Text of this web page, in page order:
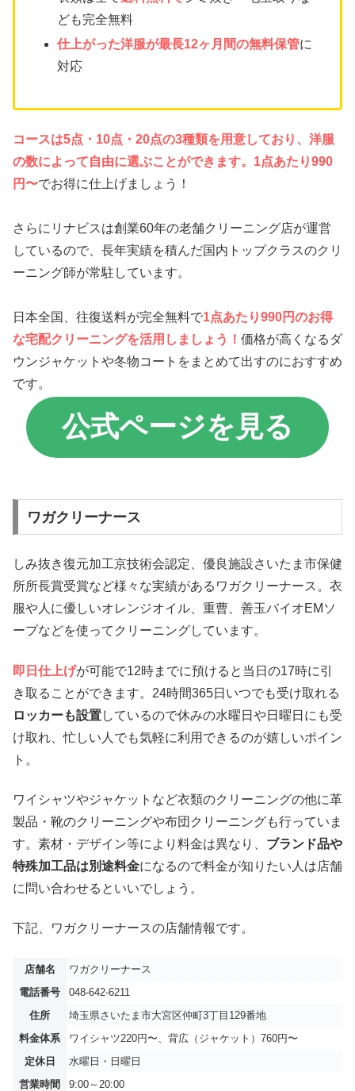
ども完全無料
仕上がった洋服が最長12ヶ月間の無料保管に
対応
コースは5点・10点・20点の3種類を用意しており、洋服
の数によって自由に選ぶことができます。1点あたり990
円〜でお得に仕上げましょう！
さらにリナビスは創業60年の老舗クリーニング店が運営
しているので、長年実績を積んだ国内トップクラスのクリ
ーニング師が常駐しています。
日本全国、往復送料が完全無料で1点あたり990円のお得
な宅配クリーニングを活用しましょう！ 価格が高くなるダ
ウンジャケットや冬物コートをまとめて出すのにおすすめ
です。
公式ページを見る
ワガクリーナース
しみ抜き復元加工京技術会認定、優良施設さいたま市保健
所所長賞受賞など様々な実績があるワガクリーナース。衣
服や人に優しいオレンジオイル、重曹、善玉バイオEMソ
ープなどを使ってクリーニングしています。
即日仕上げが可能で12時までに預けると当日の17時に引
き取ることができます。24時間365日いつでも受け取れる
ロッカーも設置しているので休みの水曜日や日曜日にも受
け取れ、忙しい人でも気軽に利用できるのが嬉しいポイン
ト。
ワイシャツやジャケットなど衣類のクリーニングの他に革
製品・靴のクリーニングや布団クリーニングも行っていま
す。素材・デザイン等により料金は異なり、 ブランド品や
特殊加工品は別途料金になるので料金が知りたい人は店舗
に問い合わせるといいでしょう。
下記、ワガクリーナースの店舗情報です。
店舗名
ワガクリーナース
電話番号
048-642-6211
住所
埼玉県さいたま市大宮区仲町3丁目129番地
料金体系
ワイシャツ220円〜、背広（ジャケット）760円〜
定休日
水曜日・日曜日
営業時間
9:00～20:00